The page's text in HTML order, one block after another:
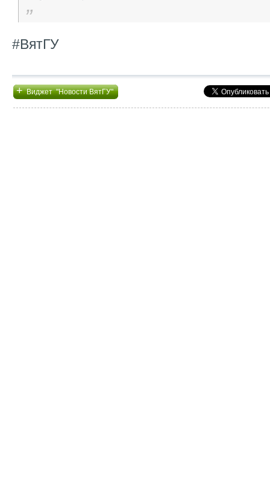
#ВятГУ
+Виджет "Новости ВятГУ"